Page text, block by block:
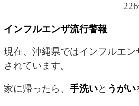
インフルエンザ流行警報
現在、沖縄県ではインフルエン
されています。
家に帰ったら、 手洗いと うがい